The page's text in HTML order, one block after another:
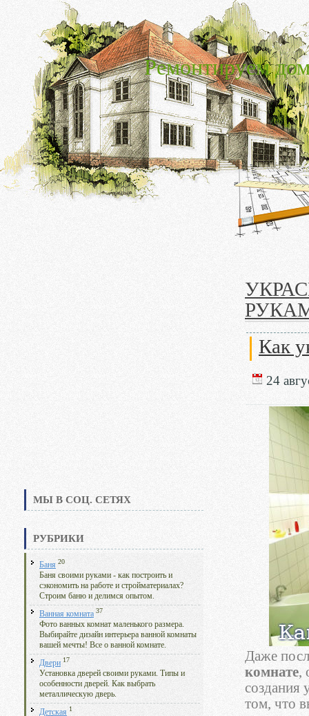
Ремонтируем
МЫ В СОЦ. СЕТЯХ
РУБРИКИ
Баня 20
Баня своими руками - как построить и
сэкономить на работе и стройматериалах?
Строим баню и делимся опытом.
Ванная комната 37
Фото ванных комнат маленького размера.
Выбирайте дизайн интерьера ванной комнаты
вашей мечты! Все о ванной комнате.
Двери 17
Установка дверей своими руками. Типы и
особенности дверей. Как выбрать
металлическую дверь.
Детская 1
Как
24
Даже
комнате,
создания
том, что